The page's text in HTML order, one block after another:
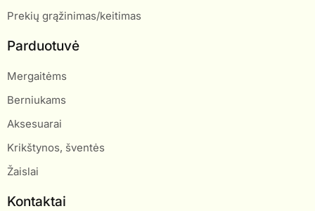
Prekių grąžinimas/keitimas
Parduotuvė
Mergaitėms
Berniukams
Aksesuarai
Krikštynos, šventės
Žaislai
Kontaktai